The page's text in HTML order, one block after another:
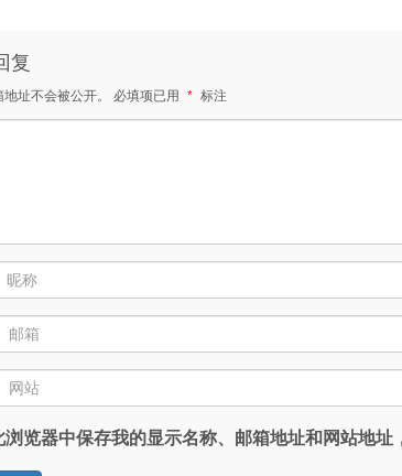
复
址不会被公开。 必填项已用 * 标注
浏览器中保存我的显示名称、邮箱地址和网站地址